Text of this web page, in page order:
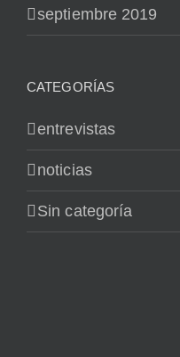
septiembre 2019
CATEGORÍAS
entrevistas
noticias
Sin categoría